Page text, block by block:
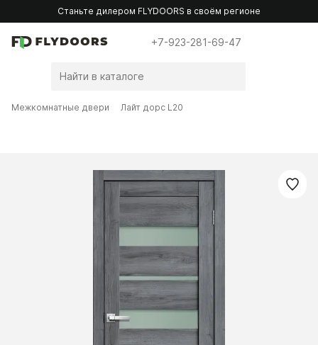
Станьте дилером FLYDOORS в своём регионе
+7-923-281-69-47
Межкомнатные двери Лайт дорс L20